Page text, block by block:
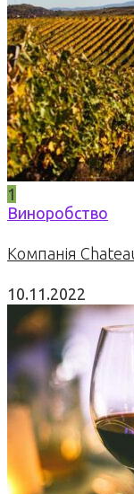
1
Виноробство
Компанія
10.11.2022